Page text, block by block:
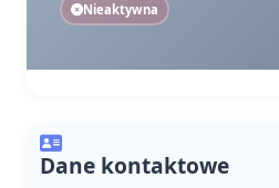
Nieaktywna
Dane kontaktowe